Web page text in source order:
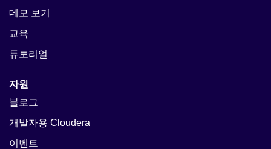
데모 보기
교육
튜토리얼
자원
블로그
개발자용 Cloudera
이벤트